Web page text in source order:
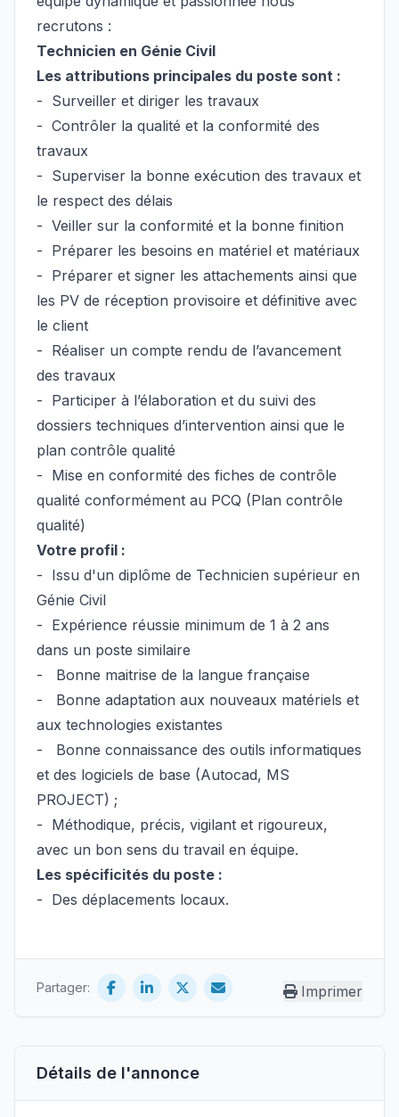
Détails de l'annonce
recrutons :
Technicien en Génie Civil
Les attributions principales du poste sont :
- Surveiller et diriger les travaux
- Contrôler la qualité et la conformité des
travaux
- Superviser la bonne exécution des travaux et
le respect des délais
- Veiller sur la conformité et la bonne finition
- Préparer les besoins en matériel et matériaux
- Préparer et signer les attachements ainsi que
les PV de réception provisoire et définitive avec
le client
- Réaliser un compte rendu de l’avancement
des travaux
- Participer à l’élaboration et du suivi des
dossiers techniques d’intervention ainsi que le
plan contrôle qualité
- Mise en conformité des fiches de contrôle
qualité conformément au PCQ (Plan contrôle
qualité)
Votre profil :
- Issu d'un diplôme de Technicien supérieur en
Génie Civil
- Expérience réussie minimum de 1 à 2 ans
dans un poste similaire
-
Bonne maitrise de la langue française
-
Bonne adaptation aux nouveaux matériels et
aux technologies existantes
-
Bonne connaissance des outils informatiques
et des logiciels de base (Autocad, MS
PROJECT) ;
- Méthodique, précis, vigilant et rigoureux,
avec un bon sens du travail en équipe.
Les spécificités du poste :
- Des déplacements locaux.
Partager: Imprimer